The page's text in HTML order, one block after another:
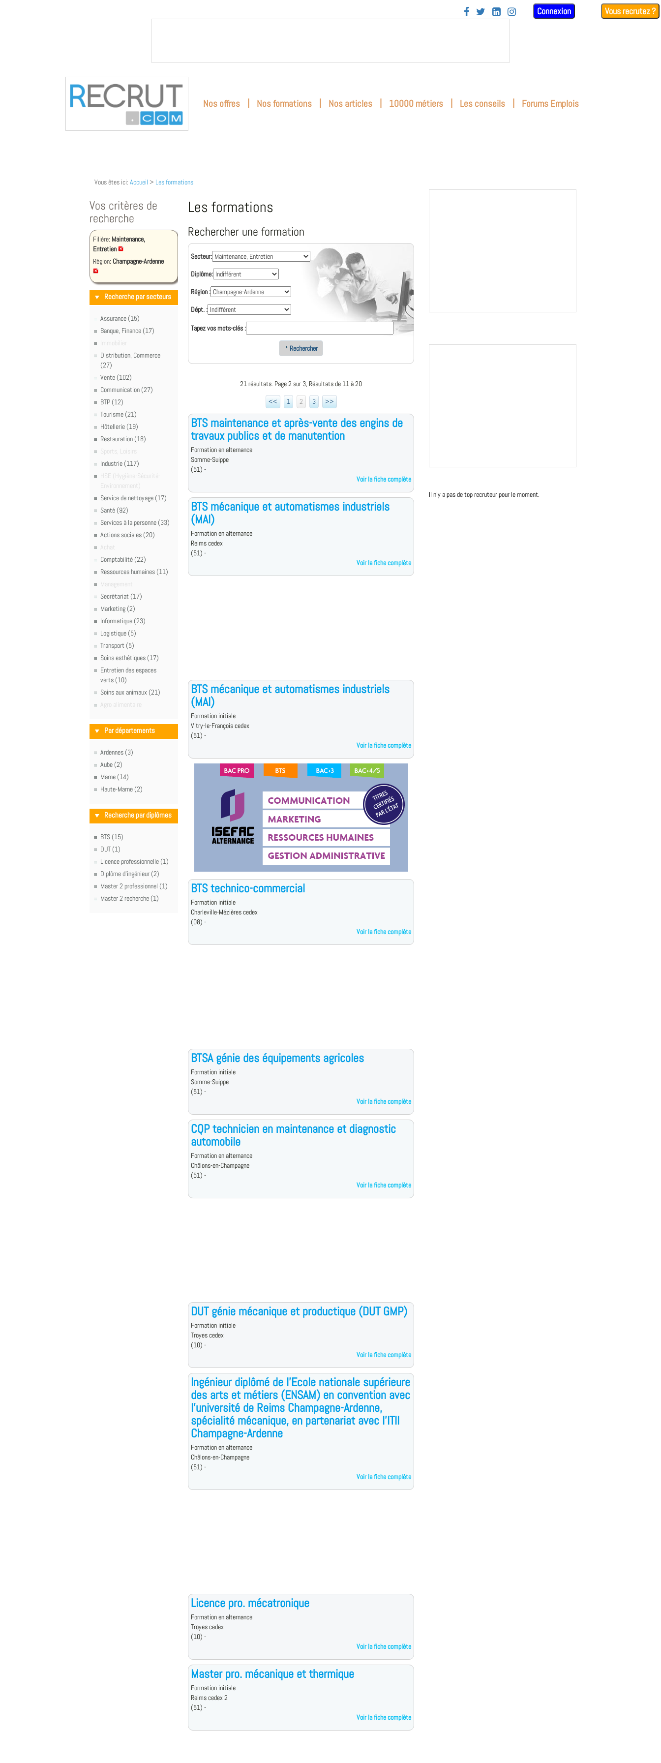
    Connexion Vous recrutez ?
Nos offres | Nos formations | Nos articles | 10000 métiers | Les conseils | Forums Emplois
Vous êtes ici: Accueil > Les formations
Vos critères de
recherche
Filière: Maintenance,
Entretien
Région: Champagne-Ardenne
Recherche par secteurs
Assurance (15)
Banque, Finance (17)
Immobilier
Distribution, Commerce
(27)
Vente (102)
Communication (27)
BTP (12)
Tourisme (21)
Hôtellerie (19)
Restauration (18)
Sports, Loisirs
Industrie (117)
HSE (Hygiène-Sécurité-
Environnement)
Service de nettoyage (17)
Santé (92)
Services à la personne (33)
Actions sociales (20)
Achat
Comptabilité (22)
Ressources humaines (11)
Management
Secrétariat (17)
Marketing (2)
Informatique (23)
Logistique (5)
Transport (5)
Soins esthétiques (17)
Entretien des espaces
verts (10)
Soins aux animaux (21)
Agro alimentaire
Par départements
Ardennes (3)
Aube (2)
Marne (14)
Haute-Marne (2)
Recherche par diplômes
BTS (15)
DUT (1)
Licence professionnelle (1)
Diplôme d'ingénieur (2)
Master 2 professionnel (1)
Master 2 recherche (1)
Les formations
Rechercher une formation
Secteur:
Diplôme:
Région :
Dépt. :
Tapez vos mots-clés :
Rechercher
21 résultats. Page 2 sur 3, Résultats de 11 à 20
<<
1 2 3 >>
BTS maintenance et après-vente des engins de
travaux publics et de manutention
Formation en alternance
Somme-Suippe
(51) -
Voir la fiche complète
BTS mécanique et automatismes industriels
(MAI)
Formation en alternance
Reims cedex
(51) -
Voir la fiche complète
BTS mécanique et automatismes industriels
(MAI)
Formation initiale
Vitry-le-François cedex
(51) -
Voir la fiche complète
BTS technico-commercial
Formation initiale
Charleville-Mézières cedex
(08) -
Voir la fiche complète
BTSA génie des équipements agricoles
Formation initiale
Somme-Suippe
(51) -
Voir la fiche complète
CQP technicien en maintenance et diagnostic
automobile
Formation en alternance
Châlons-en-Champagne
(51) -
Voir la fiche complète
DUT génie mécanique et productique (DUT GMP)
Formation initiale
Troyes cedex
(10) -
Voir la fiche complète
Ingénieur diplômé de l'Ecole nationale supérieure
des arts et métiers (ENSAM) en convention avec
l'université de Reims Champagne-Ardenne,
spécialité mécanique, en partenariat avec l'ITII
Champagne-Ardenne
Formation en alternance
Châlons-en-Champagne
(51) -
Voir la fiche complète
Licence pro. mécatronique
Formation en alternance
Troyes cedex
(10) -
Voir la fiche complète
Master pro. mécanique et thermique
Formation initiale
Reims cedex 2
(51) -
Voir la fiche complète
Il n'y a pas de top recruteur pour le moment.